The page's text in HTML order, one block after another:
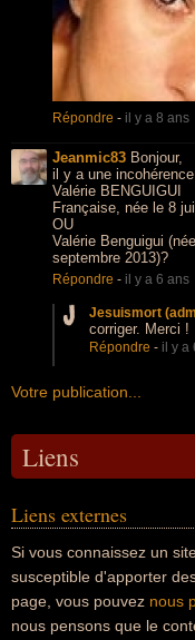
Répondre - il y a 8 ans
Jeanmic83 Bonjour,
il y a une
Valérie BENGUIGUI
Française, née le 8
OU
Valérie Benguigui
septembre 2013)?
Répondre - il y a 6 ans
Jesuismort
corriger. Merci !
Répondre - il y a
Votre publication...
Liens
Liens externes
Si vous connaissez un
susceptible d'apporter
page, vous pouvez nous
nous pensons que le